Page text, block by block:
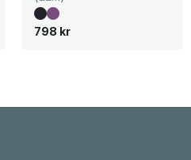
798 kr